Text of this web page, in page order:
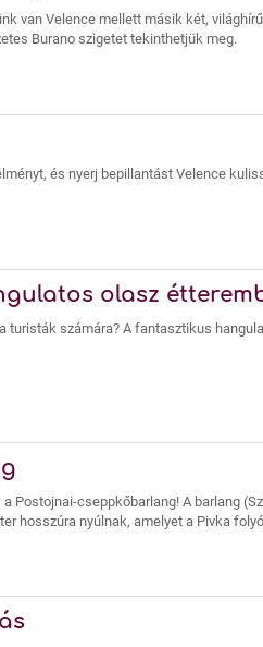
van Velence mellett másik két,
Burano szigetet tekinthetjük meg.
és nyerj bepillantást Velence
olasz
turisták számára? A fantasztikus
Postojnai-cseppkőbarlang! A barlang
hosszúra nyúlnak, amelyet a Pivka